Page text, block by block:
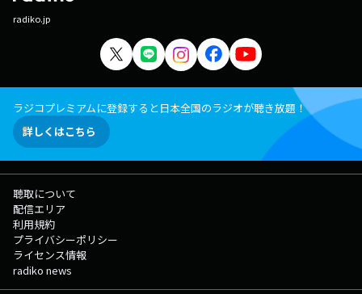
radiko.jp
ラジコプレミアムに登録すると日本全国のラジオが聴き放題！
詳しくはこちら
聴取について
配信エリア
利用規約
プライバシーポリシー
ライセンス情報
radiko news